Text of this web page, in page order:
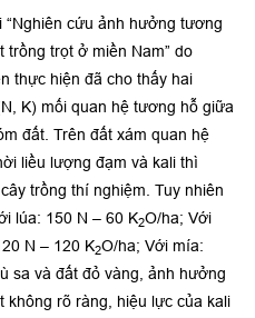
cứu ảnh hưởng tương
trồng trọt ở miền Nam” do
thực hiện đã cho thấy hai
K) mối quan hệ tương hỗ giữa
đất. Trên đất xám quan hệ
liều lượng đạm và kali thì
trồng thí nghiệm. Tuy nhiên
lúa: 150 N – 60 K­2O/ha; Với
N – 120 K2O/ha; Với mía:
sa và đất đỏ vàng, ảnh hưởng
không rõ ràng, hiệu lực của kali